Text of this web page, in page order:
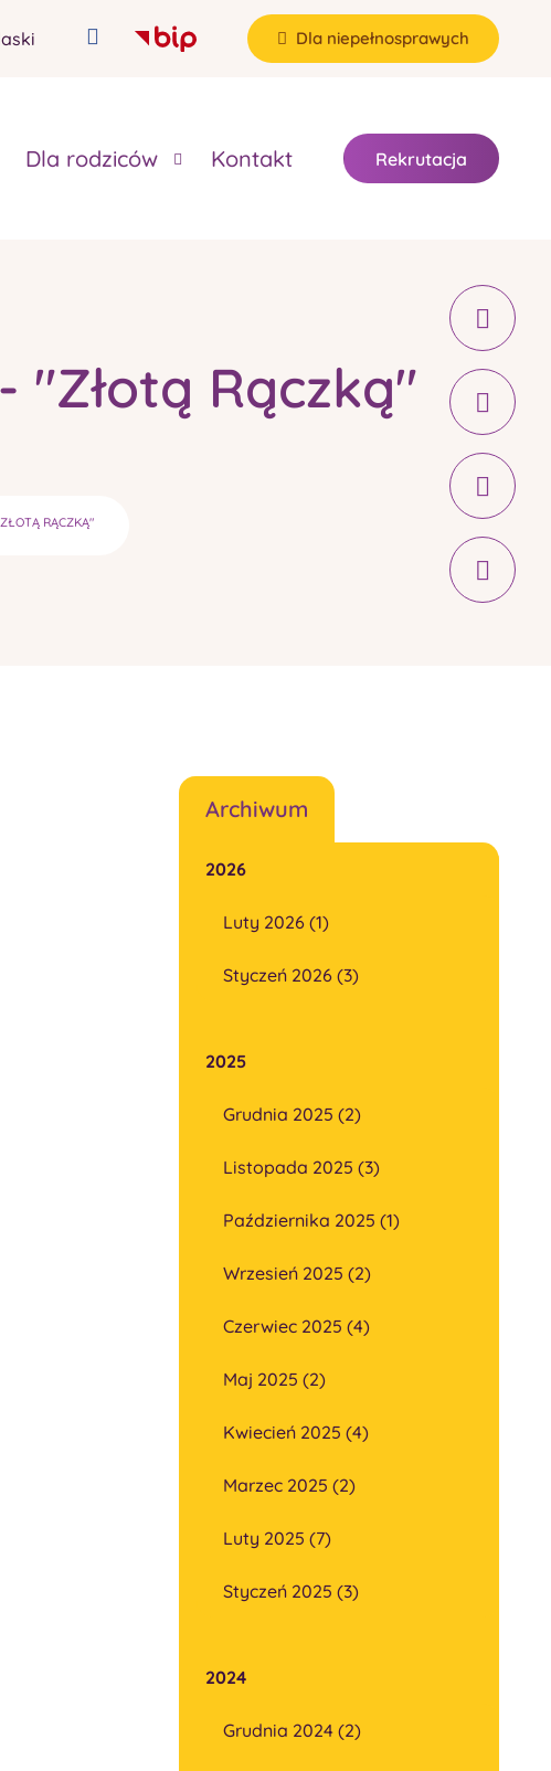
Dla niepełnosprawych
Dla rodziców Kontakt Rekrutacja
"Złotą Rączką"
RĄCZKĄ"
Archiwum
2026
Luty 2026 (1)
Styczeń 2026 (3)
2025
Grudnia 2025 (2)
Listopada 2025 (3)
Października 2025 (1)
Wrzesień 2025 (2)
Czerwiec 2025 (4)
Maj 2025 (2)
Kwiecień 2025 (4)
Marzec 2025 (2)
Luty 2025 (7)
Styczeń 2025 (3)
2024
Grudnia 2024 (2)